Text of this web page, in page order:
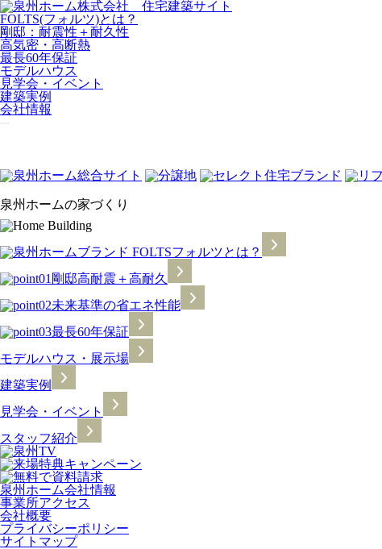
FOLTS(フォルツ)とは？
剛邸：耐震性＋耐久性
高気密・高断熱
最長60年保証
モデルハウス
見学会・イベント
建築実例
会社情報
泉州ホームの家づくり
フォルツとは？
剛邸高耐震＋高耐久
未来基準の省エネ性能
最長60年保証
モデルハウス・展示場
建築実例
見学会・イベント
スタッフ紹介
泉州ホーム会社情報
事業所アクセス
会社概要
プライバシーポリシー
サイトマップ